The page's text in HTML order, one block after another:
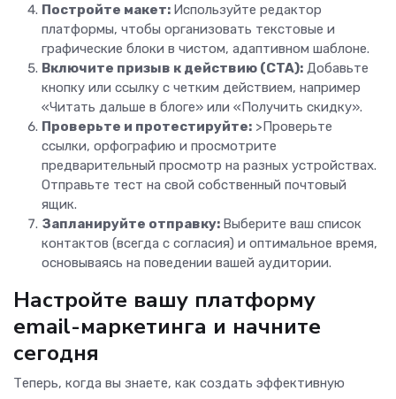
Постройте макет: Используйте редактор
платформы, чтобы организовать текстовые и
графические блоки в чистом, адаптивном шаблоне.
Включите призыв к действию (CTA): Добавьте
кнопку или ссылку с четким действием, например
«Читать дальше в блоге» или «Получить скидку».
Проверьте и протестируйте: >Проверьте
ссылки, орфографию и просмотрите
предварительный просмотр на разных устройствах.
Отправьте тест на свой собственный почтовый
ящик.
Запланируйте отправку: Выберите ваш список
контактов (всегда с согласия) и оптимальное время,
основываясь на поведении вашей аудитории.
Настройте вашу платформу
email-маркетинга и начните
сегодня
Теперь, когда вы знаете, как создать эффективную